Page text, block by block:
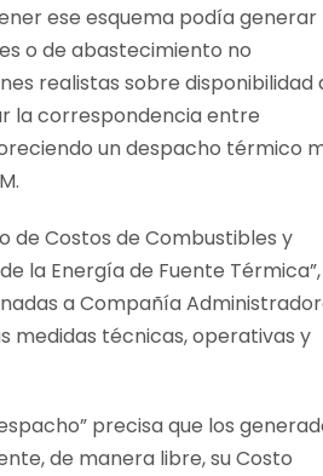
ese esquema podía generar
o de abastecimiento no
realistas sobre disponibilidad
la correspondencia entre
un despacho térmico
de Costos de Combustibles y
la Energía de Fuente
a Compañía
medidas técnicas, operativas y
precisa que los
de manera libre, su Costo